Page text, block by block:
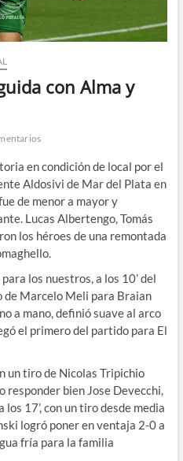
con Alma y
en condición de local por el
Aldosivi de Mar del Plata en
de menor a mayor y
Lucas Albertengo, Tomás
los héroes de una remontada
los nuestros, a los 10’ del
Marcelo Meli para Braian
a mano, definió suave al arco
el primero del partido para El
un tiro de Nicolas Tripichio
responder bien Jose Devecchi,
17’, con un tiro desde media
logró poner en ventaja 2-0 a
fría para la familia